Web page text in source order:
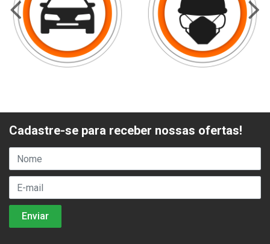
Cadastre-se para receber nossas ofertas!